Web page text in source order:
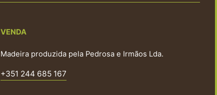
VENDA
Madeira produzida pela Pedrosa e Irmãos Lda.
+351 244 685 167